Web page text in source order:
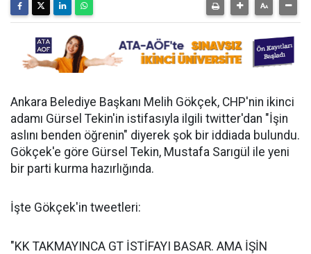
Ankara Belediye Başkanı Melih Gökçek, CHP'nin ikinci
adamı Gürsel Tekin'in istifasıyla ilgili twitter'dan "İşin
aslını benden öğrenin" diyerek şok bir iddiada bulundu.
Gökçek'e göre Gürsel Tekin, Mustafa Sarıgül ile yeni
bir parti kurma hazırlığında.
İşte Gökçek'in tweetleri:
"KK TAKMAYINCA GT İSTİFAYI BASAR. AMA İŞİN